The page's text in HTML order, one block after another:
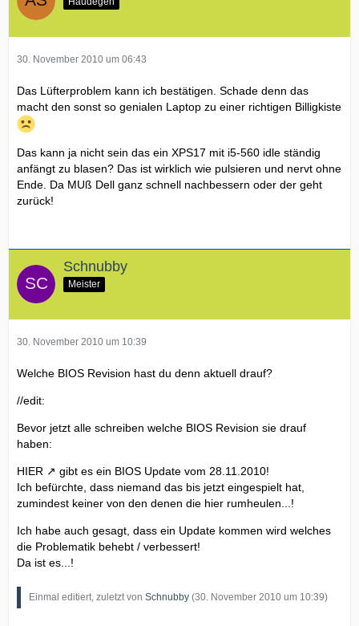
30. November 2010 um 06:43
Das Lüfterproblem kann ich bestätigen. Schade denn das
macht den sonst so genialen Laptop zu einer richtigen Billigkiste
Das kann ja nicht sein das ein XPS17 mit i5-560 idle ständig
anfängt zu blasen? Das ist wirklich wie pulsieren und nervt ohne
Ende. Da MUß Dell ganz schnell nachbessern oder der geht
zurück!
Schnubby
Meister
30. November 2010 um 10:39
Welche BIOS Revision hast du denn aktuell drauf?
//edit:
Bevor jetzt alle schreiben welche BIOS Revision sie drauf
haben:
HIER
gibt es ein BIOS Update vom 28.11.2010!
Ich befürchte, dass niemand das bis jetzt eingespielt hat,
zumindest keiner von den denen die hier rumheulen...!
Ich habe auch gesagt, dass ein Update kommen wird welches
die Problematik behebt / verbessert!
Da ist es...!
Einmal editiert, zuletzt von Schnubby (30. November 2010 um 10:39)